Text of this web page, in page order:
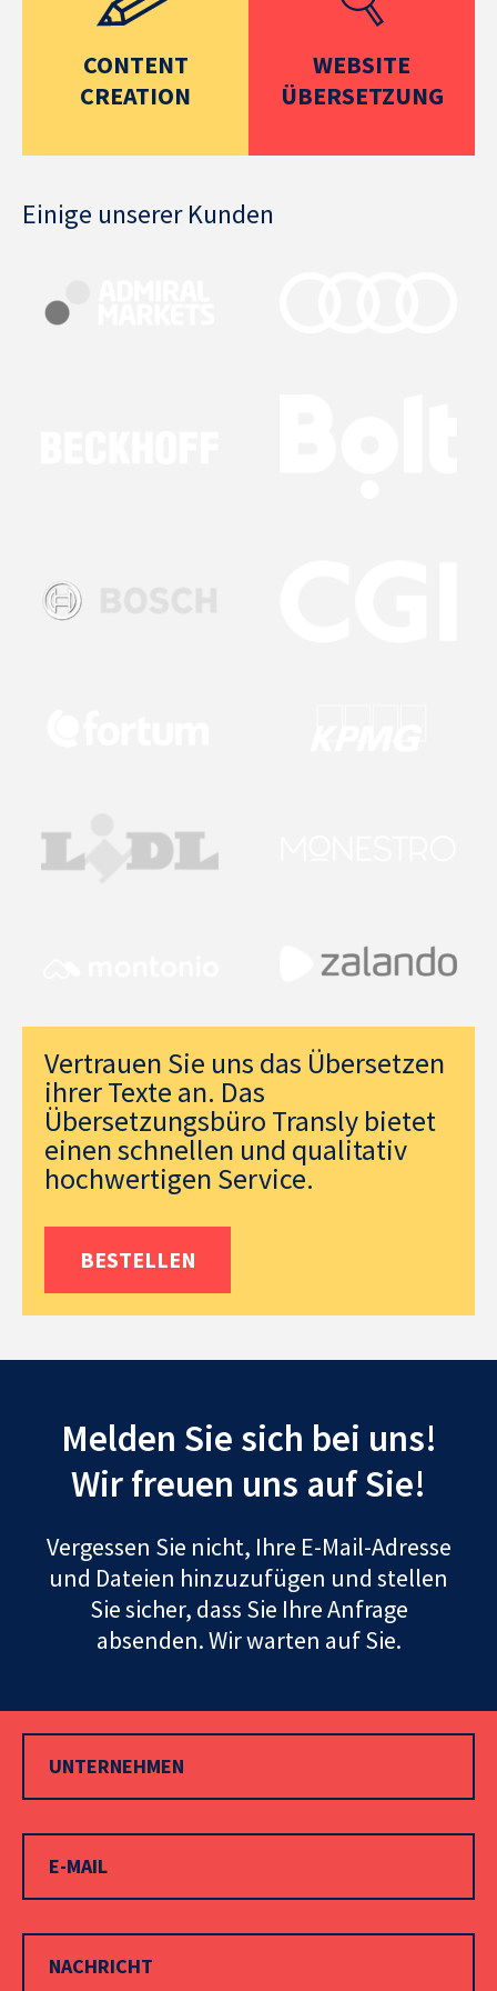
CONTENT
CREATION
WEBSITE
ÜBERSETZUNG
Einige unserer Kunden
Vertrauen Sie uns das Übersetzen
ihrer Texte an. Das
Übersetzungsbüro Transly bietet
einen schnellen und qualitativ
hochwertigen Service.
BESTELLEN
Melden Sie sich bei uns!
Wir freuen uns auf Sie!
Vergessen Sie nicht, Ihre E-Mail-Adresse
und Dateien hinzuzufügen und stellen
Sie sicher, dass Sie Ihre Anfrage
absenden. Wir warten auf Sie.